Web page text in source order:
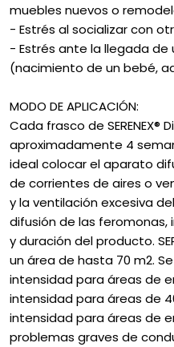
muebles nuevos o
- Estrés al socializar con
- Estrés ante la llegada
(nacimiento de un bebé,
MODO DE APLICACIÓN:
Cada frasco de SERENEX®
aproximadamente 4
ideal colocar el aparato
de corrientes de aires o
y la ventilación excesiva
difusión de las
y duración del producto.
un área de hasta 70 m2.
intensidad para áreas de
intensidad para áreas de
intensidad para áreas de
problemas graves de